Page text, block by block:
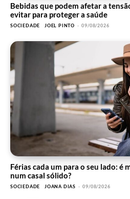
Bebidas que podem afetar a
evitar para proteger a saúde
SOCIEDADE JOEL PINTO - 09/08/2026
Férias cada um para o seu lado: é
num casal sólido?
SOCIEDADE JOANA DIAS - 09/08/2026